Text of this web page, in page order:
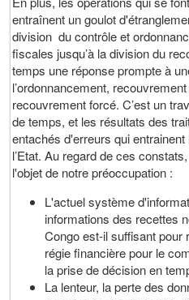
entraînent un goulot
division du contrôle et
fiscales jusqu’à la division du
temps une réponse prompte à
l’ordonnancement, recouvrement
recouvrement forcé. C’est un
de temps, et les résultats des
entachés d'erreurs qui
l’Etat. Au regard de ces
l'objet de notre préoccupation :
L'actuel système
informations des recettes
Congo est-il suffisant pour
régie financière pour le
la prise de décision en
La lenteur, la perte des